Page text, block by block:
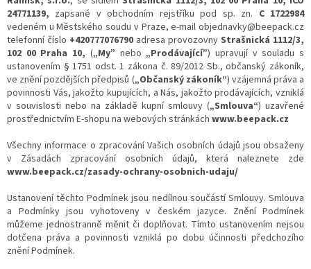
24771139, zapsané v obchodním rejstříku pod sp. zn. C 1722984
vedeném u Městského soudu v Praze, e-mail objednavky@beepack.cz
telefonní číslo +420777076790 adresa provozovny Strašnická 1112/3,
102 00 Praha 10, („My” nebo„Prodávající”) upravují v souladu s
ustanovením § 1751 odst. 1 zákona č. 89/2012 Sb., občanský zákoník,
ve znění pozdějších předpisů („Občanský zákoník“) vzájemná práva a
povinnosti Vás, jakožto kupujících, a Nás, jakožto prodávajících, vzniklá
v souvislosti nebo na základě kupní smlouvy („Smlouva“) uzavřené
prostřednictvím E-shopu na webových stránkách www.beepack.cz
Všechny informace o zpracování Vašich osobních údajů jsou obsaženy
v Zásadách zpracování osobních údajů, která naleznete zde
www.beepack.cz/zasady-ochrany-osobnich-udaju/
Ustanovení těchto Podmínek jsou nedílnou součástí Smlouvy. Smlouva
a Podmínky jsou vyhotoveny v českém jazyce. Znění Podmínek
můžeme jednostranně měnit či doplňovat. Tímto ustanovením nejsou
dotčena práva a povinnosti vzniklá po dobu účinnosti předchozího
znění Podmínek.